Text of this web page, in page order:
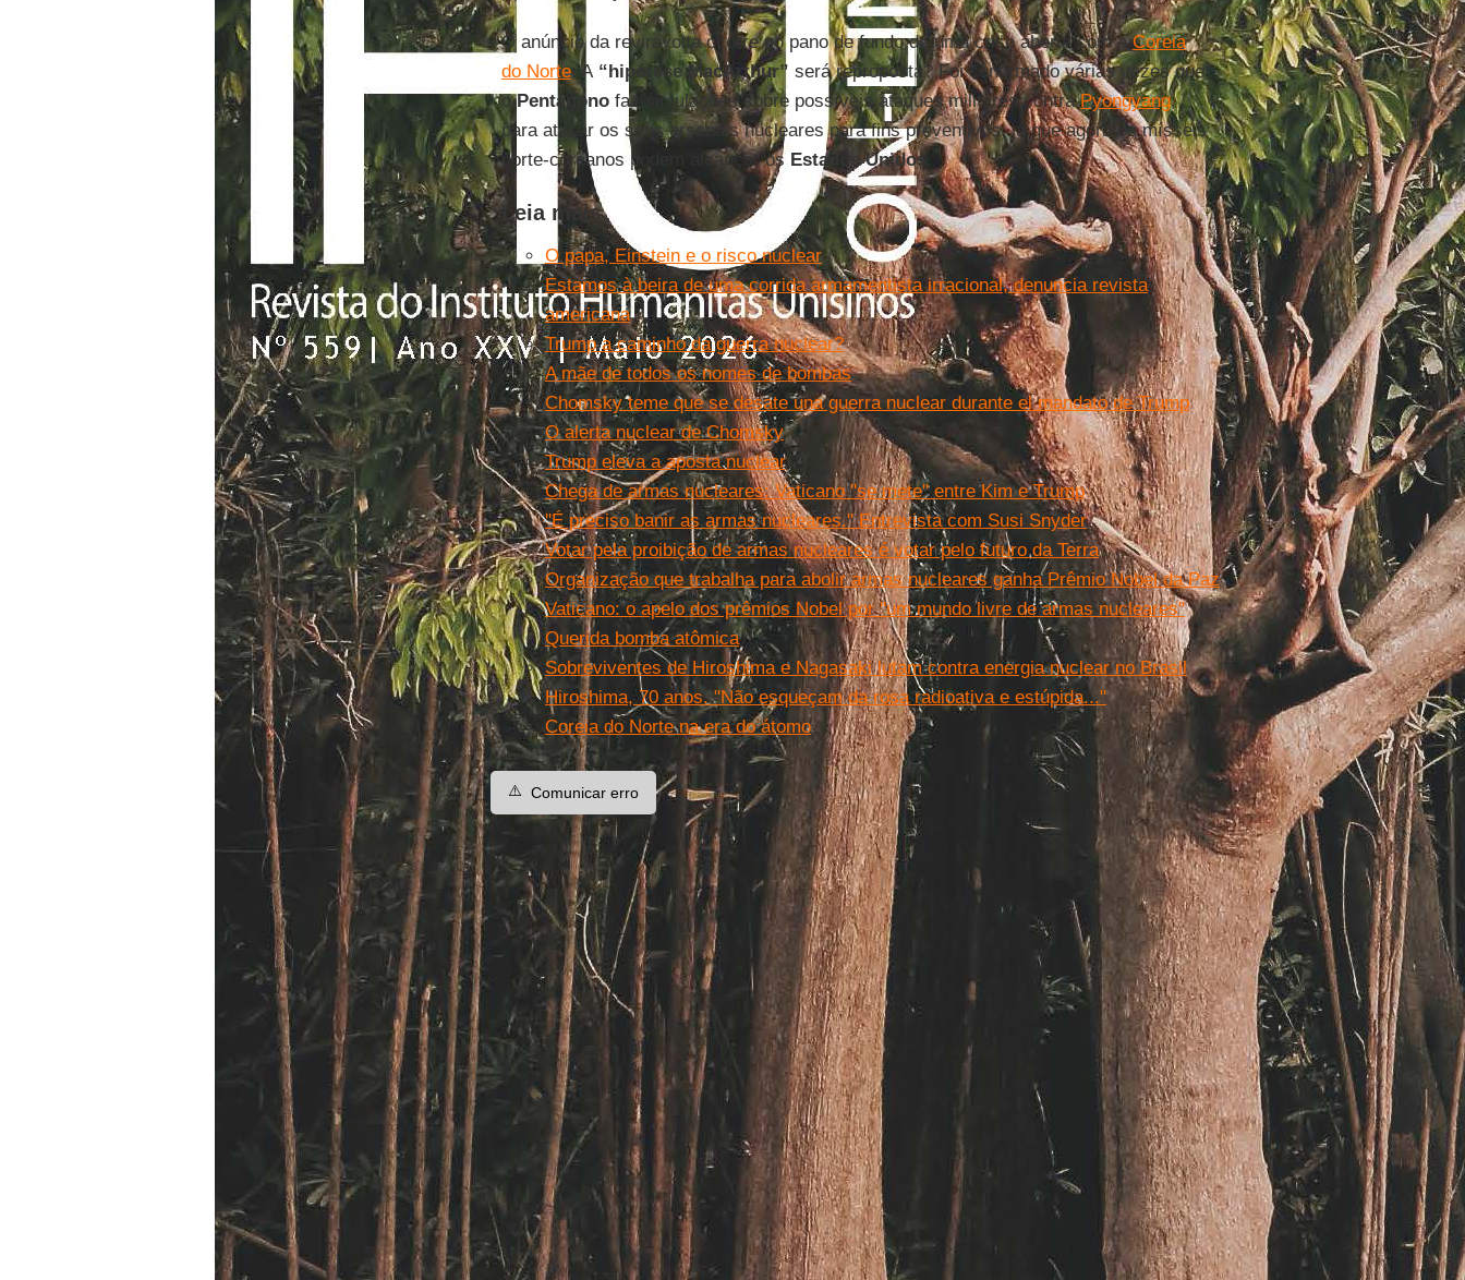
O anúncio da reviravolta ocorre no pano de fundo de uma crise aberta com aCoreia
do Norte. A“hipótese MacArthur” será reproposta? Foi confirmado várias vezes que
oPentágonofaz simulações sobre possíveis ataques militares contraPyongyang,
para atacar os seus arsenais nucleares para fins preventivos, já que agora os mísseis
norte-coreanos podem alcançar os Estados Unidos .
Leia mais
O papa, Einstein e o risco nuclear
Estamos à beira de uma corrida armamentista irracional, denuncia revista
americana
Trump a caminho da guerra nuclear?
A mãe de todos os nomes de bombas
Chomsky teme que se desate una guerra nuclear durante el mandato de Trump
O alerta nuclear de Chomsky
Trump eleva a aposta nuclear
Chega de armas nucleares: Vaticano ''se mete'' entre Kim e Trump
''É preciso banir as armas nucleares.'' Entrevista com Susi Snyder
Votar pela proibição de armas nucleares é votar pelo futuro da Terra
Organização que trabalha para abolir armas nucleares ganha Prêmio Nobel da Paz
Vaticano: o apelo dos prêmios Nobel por ''um mundo livre de armas nucleares"
Querida bomba atômica
Sobreviventes de Hiroshima e Nagasaki lutam contra energia nuclear no Brasil
Hiroshima, 70 anos. "Não esqueçam da rosa radioativa e estúpida..."
Coreia do Norte na era do átomo
⚠️ Comunicar erro